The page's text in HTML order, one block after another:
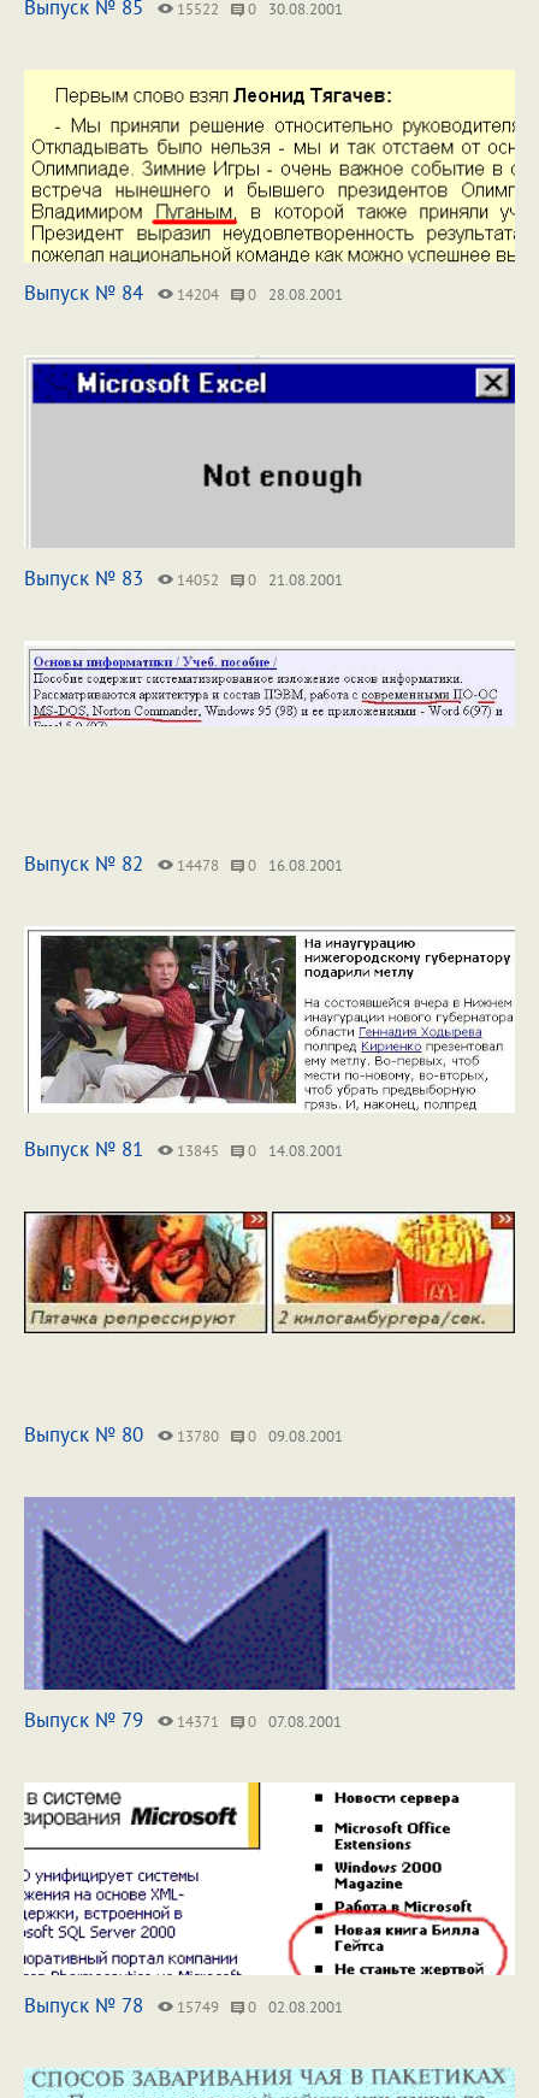
Выпуск № 85 15522 0 30.08.2001
Выпуск № 84 14204 0 28.08.2001
Выпуск № 83 14052 0 21.08.2001
Выпуск № 82 14478 0 16.08.2001
Выпуск № 81 13845 0 14.08.2001
Выпуск № 80 13780 0 09.08.2001
Выпуск № 79 14371 0 07.08.2001
Выпуск № 78 15749 0 02.08.2001